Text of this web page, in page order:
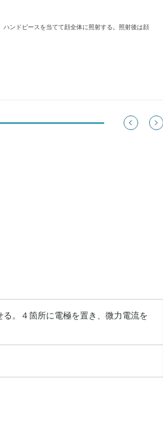
ハンドピースを当てて顔全体に照射する。照射後は顔
。４箇所に電極を置き、微力電流を